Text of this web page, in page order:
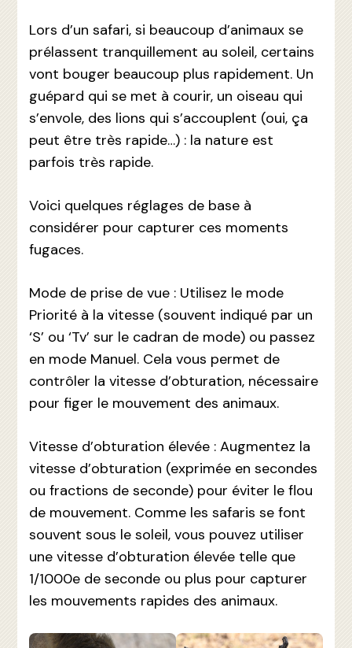
Lors d’un safari, si beaucoup d’animaux se
prélassent tranquillement au soleil, certains
vont bouger beaucoup plus rapidement. Un
guépard qui se met à courir, un oiseau qui
s’envole, des lions qui s’accouplent (oui, ça
peut être très rapide…) : la nature est
parfois très rapide.
Voici quelques réglages de base à
considérer pour capturer ces moments
fugaces.
Mode de prise de vue : Utilisez le mode
Priorité à la vitesse (souvent indiqué par un
‘S’ ou ‘Tv’ sur le cadran de mode) ou passez
en mode Manuel. Cela vous permet de
contrôler la vitesse d’obturation, nécessaire
pour figer le mouvement des animaux.
Vitesse d’obturation élevée : Augmentez la
vitesse d’obturation (exprimée en secondes
ou fractions de seconde) pour éviter le flou
de mouvement. Comme les safaris se font
souvent sous le soleil, vous pouvez utiliser
une vitesse d’obturation élevée telle que
1/1000e de seconde ou plus pour capturer
les mouvements rapides des animaux.